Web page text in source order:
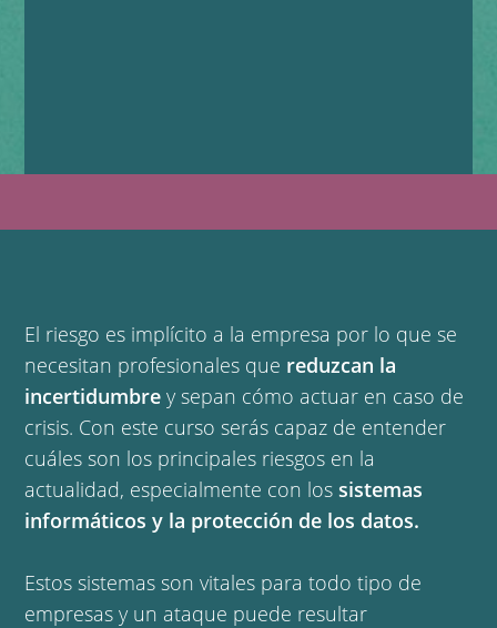
El riesgo es implícito a la empresa por lo que se
necesitan profesionales que reduzcan la
incertidumbre y sepan cómo actuar en caso de
crisis. Con este curso serás capaz de entender
cuáles son los principales riesgos en la
actualidad, especialmente con lossistemas
informáticos y la protección de los datos.
Estos sistemas son vitales para todo tipo de
empresas y un ataque puede resultar